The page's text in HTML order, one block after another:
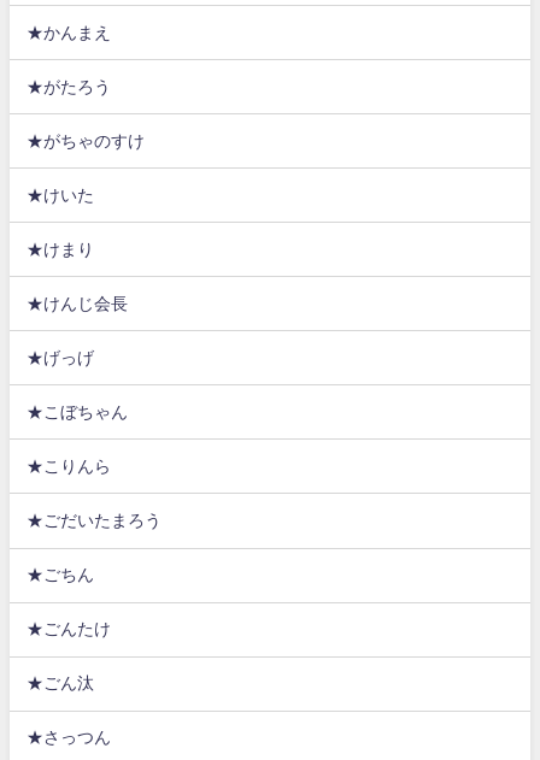
★かんまえ
★がたろう
★がちゃのすけ
★けいた
★けまり
★けんじ会長
★げっげ
★こぼちゃん
★こりんら
★ごだいたまろう
★ごちん
★ごんたけ
★ごん汰
★さっつん